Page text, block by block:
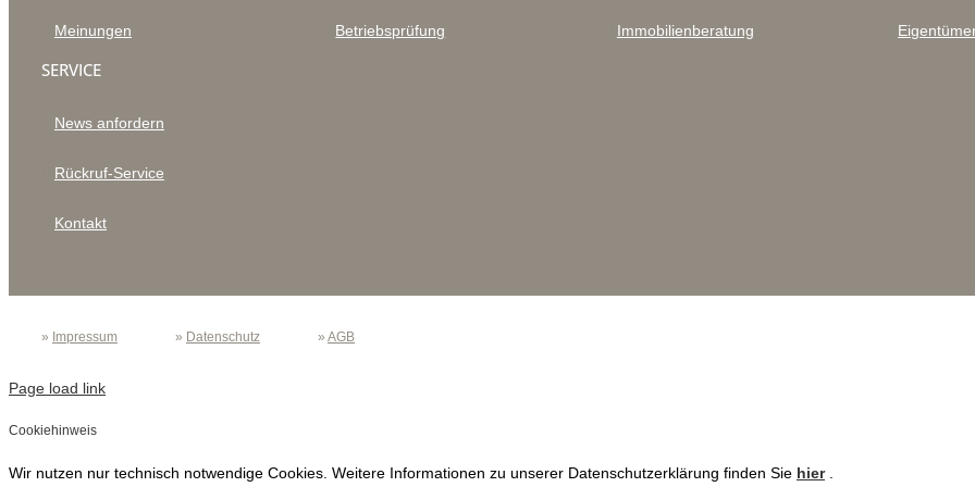
Meinungen Betriebsprüfung Immobilienberatung
SERVICE
News anfordern
Rückruf-Service
Kontakt
» Impressum » Datenschutz » AGB
Page load link
Cookiehinweis
Wir nutzen nur technisch notwendige Cookies. Weitere Informationen zu unserer Datenschutzerklärung finden Sie hier